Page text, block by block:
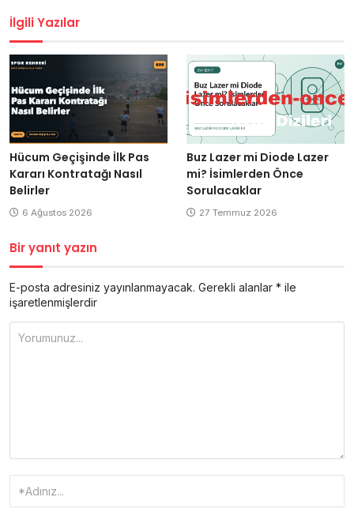
İlgili Yazılar
Hücum Geçişinde İlk Pas
Kararı Kontratağı Nasıl
Belirler
6 Ağustos 2026
Buz Lazer mi Diode Lazer
mi? İsimlerden Önce
Sorulacaklar
27 Temmuz 2026
Bir yanıt yazın
E-posta adresiniz yayınlanmayacak. Gerekli alanlar * ile
işaretlenmişlerdir